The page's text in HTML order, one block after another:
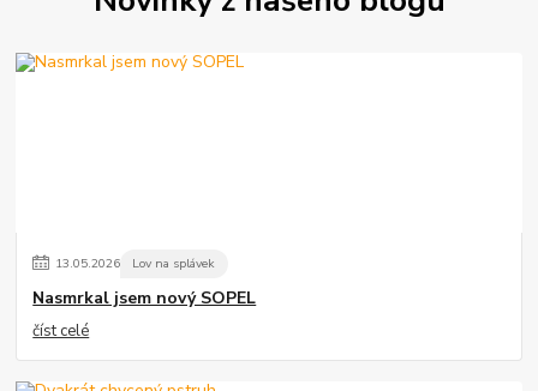
13.05.2026 Lov na splávek
Nasmrkal jsem nový SOPEL
číst celé